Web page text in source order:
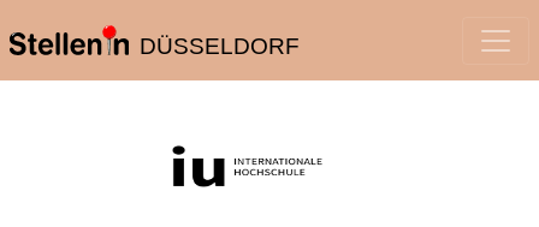
DÜSSELDORF